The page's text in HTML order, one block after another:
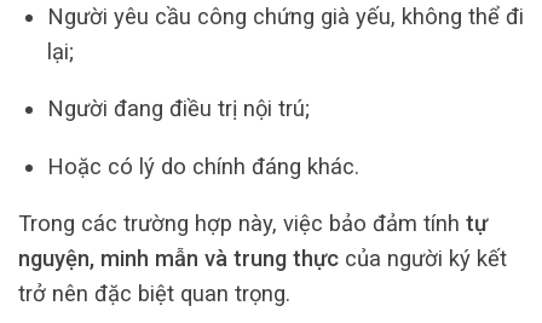
Người yêu cầu công chứng già yếu, không thể đi
lại;
Người đang điều trị nội trú;
Hoặc có lý do chính đáng khác.
Trong các trường hợp này, việc bảo đảm tính tự
nguyện, minh mẫn và trung thực của người ký kết
trở nên đặc biệt quan trọng.